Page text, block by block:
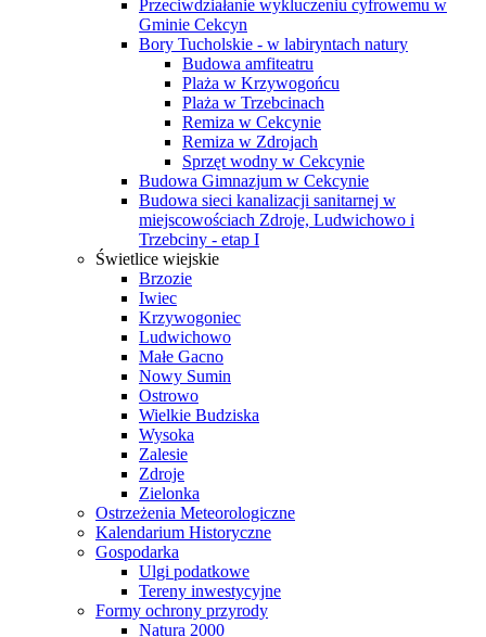
Przeciwdziałanie wykluczeniu cyfrowemu w
Gminie Cekcyn
Bory Tucholskie - w labiryntach natury
Budowa amfiteatru
Plaża w Krzywogońcu
Plaża w Trzebcinach
Remiza w Cekcynie
Remiza w Zdrojach
Sprzęt wodny w Cekcynie
Budowa Gimnazjum w Cekcynie
Budowa sieci kanalizacji sanitarnej w
miejscowościach Zdroje, Ludwichowo i
Trzebciny - etap I
Świetlice wiejskie
Brzozie
Iwiec
Krzywogoniec
Ludwichowo
Małe Gacno
Nowy Sumin
Ostrowo
Wielkie Budziska
Wysoka
Zalesie
Zdroje
Zielonka
Ostrzeżenia Meteorologiczne
Kalendarium Historyczne
Gospodarka
Ulgi podatkowe
Tereny inwestycyjne
Formy ochrony przyrody
Natura 2000